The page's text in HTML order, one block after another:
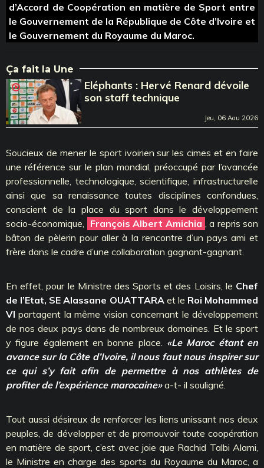
d’Accord de Coopération en matière de Sport entre
le Gouvernement de la République de Côte d’Ivoire et
le Gouvernement du Royaume du Maroc.
Ça fait la Une
Eléphants : Hervé Renard dévoile
son staff technique
Jeu, 06 Aou 2026
Soucieux de mener le sport ivoirien sur les cimes et en faire
une référence sur le plan mondial, préoccupé par l’avancée
professionnelle, technologique, scientifique, infrastructurelle
ainsi que sa renaissance toutes disciplines confondues,
conscient de la place du sport dans le développement
socio-économique,
François Albert Amichia
, a repris son
bâton de pèlerin pour aller à la rencontre d’un pays ami et
frère dans le cadre d’une collaboration gagnant-gagnant.
En effet, pour le Ministre des Sports et des Loisirs, le Chef
de l’Etat, SE Alassane OUATTARAet le Roi Mohammed
VI partagent la même vision concernant le développement
de nos deux pays dans de nombreux domaines. Et le sport
y figure également en bonne place. «Le Maroc étant en
avance sur la Côte d’Ivoire, il nous faut nous inspirer sur
ce qui s’y fait afin de permettre à nos athlètes de
profiter de l’expérience marocaine»a-t- il souligné.
Tout aussi désireux de renforcer les liens unissant nos deux
peuples, de développer et de promouvoir toute coopération
en matière de sport, c’est avec joie que Rachid Talbi Alami,
le Ministre en charge des sports du Royaume du Maroc, a